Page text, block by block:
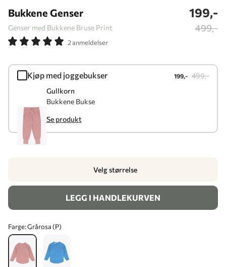
Bukkene Genser
Genser med Bukkene Bruse Print
199,-
499,-
2 anmeldelser
Kjøp med joggebukser 199,- 499,-
Gullkorn
Bukkene Bukse
Se produkt
Velg størrelse
LEGG I HANDLEKURVEN
Farge:Grårosa (P)